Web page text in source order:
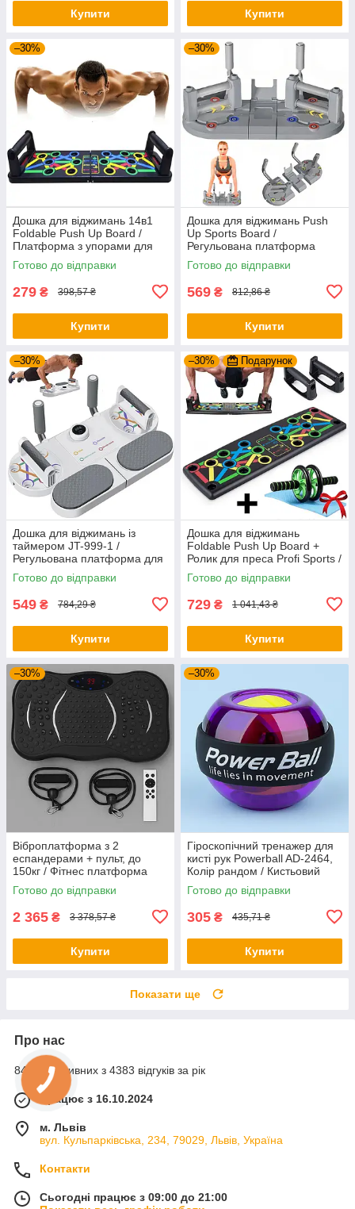
Купити Купити
–30%
Дошка для віджимань 14в1
Foldable Push Up Board /
Платформа з упорами для
віджимань / Тренажер для
віджимання
Готово до відправки
279 ₴ 398,57 ₴
Купити
–30%
Дошка для віджимань Push
Up Sports Board /
Регульована платформа
тренажер для віджимань /
Упори від підлоги
Готово до відправки
569 ₴ 812,86 ₴
Купити
–30%
Дошка для віджимань із
таймером JT-999-1 /
Регульована платформа для
віджимань / Фітнес тренажер
для преса
Готово до відправки
549 ₴ 784,29 ₴
Купити
–30% Подарунок
Дошка для віджимань
Foldable Push Up Board +
Ролик для преса Profi Sports /
Платформа з упорами
Готово до відправки
729 ₴ 1 041,43 ₴
Купити
–30%
Віброплатформа з 2
еспандерами + пульт, до
150кг / Фітнес платформа
для вправ на все тіло
Готово до відправки
2 365 ₴ 3 378,57 ₴
Купити
–30%
Гіроскопічний тренажер для
кисті рук Powerball AD-2464,
Колір рандом / Кистьовий
еспандер / Гіроскопічний
еспандер
Готово до відправки
305 ₴ 435,71 ₴
Купити
Показати ще
Про нас
84% позитивних з 4383 відгуків за рік
Працює з 16.10.2024
м. Львів
вул. Кульпарківська, 234, 79029, Львів, Україна
Контакти
Сьогодні працює з 09:00 до 21:00